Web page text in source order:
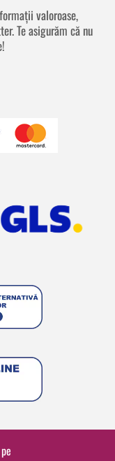
valoroase,
Te asigurăm că nu